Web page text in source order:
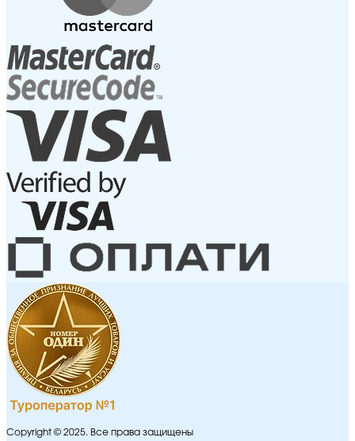
Copyright © 2025. Все права защищены